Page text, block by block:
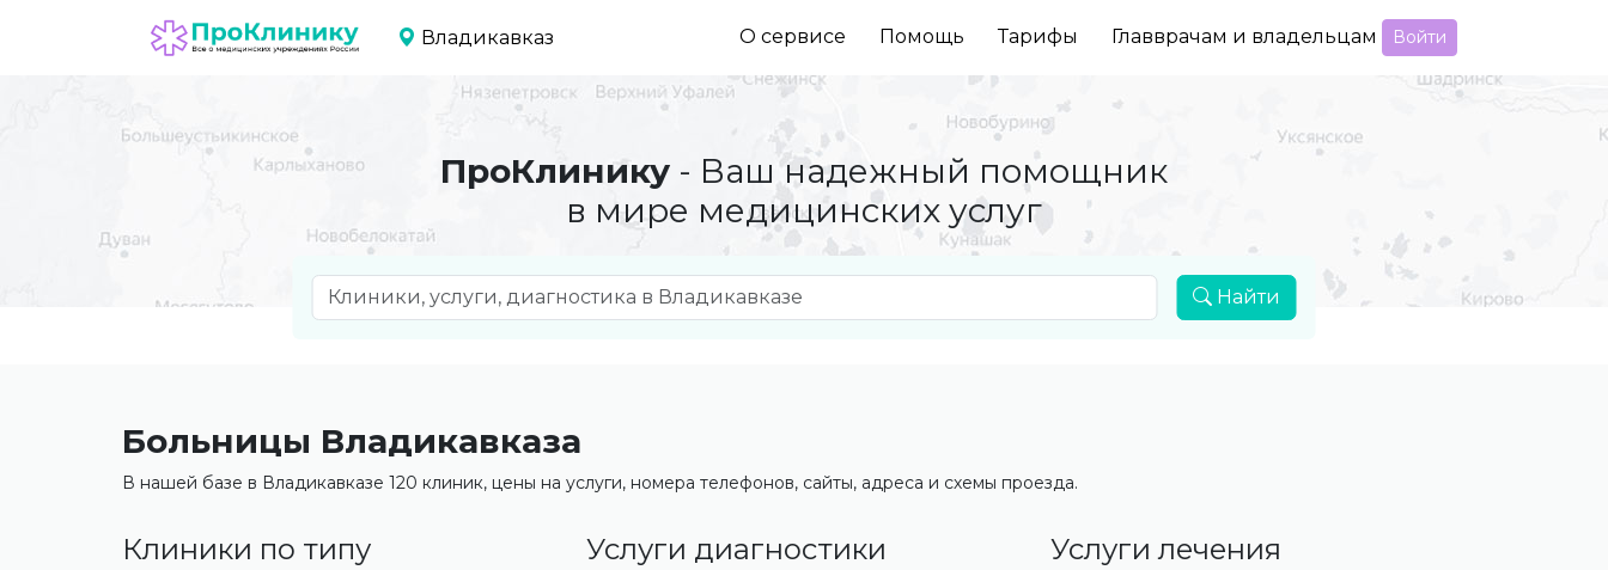
Владикавказ О сервисе Помощь Тарифы Главврачам и владельцам Войти
ПроКлинику - Ваш надежный помощник
в мире медицинских услуг
Найти
Больницы Владикавказа
В нашей базе в Владикавказе 120 клиник, цены на услуги, номера телефонов, сайты, адреса и схемы проезда.
Клиники по типу Услуги диагностики Услуги лечения